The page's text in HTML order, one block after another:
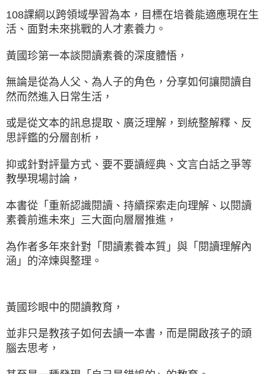
108課綱以跨領域學習為本，目標在培養能適應現在生
活、面對未來挑戰的人才素養力。
黃國珍第一本談閱讀素養的深度體悟，
無論是從為人父、為人子的角色，分享如何讓閱讀自
然而然進入日常生活，
或是從文本的訊息提取、廣泛理解，到統整解釋、反
思評鑑的分層剖析，
抑或針對評量方式、要不要讀經典、文言白話之爭等
教學現場討論，
本書從「重新認識閱讀、持續探索走向理解、以閱讀
素養前進未來」三大面向層層推進，
為作者多年來針對「閱讀素養本質」與「閱讀理解內
涵」的淬煉與整理。
黃國珍眼中的閱讀教育，
並非只是教孩子如何去讀一本書，而是開啟孩子的頭
腦去思考，